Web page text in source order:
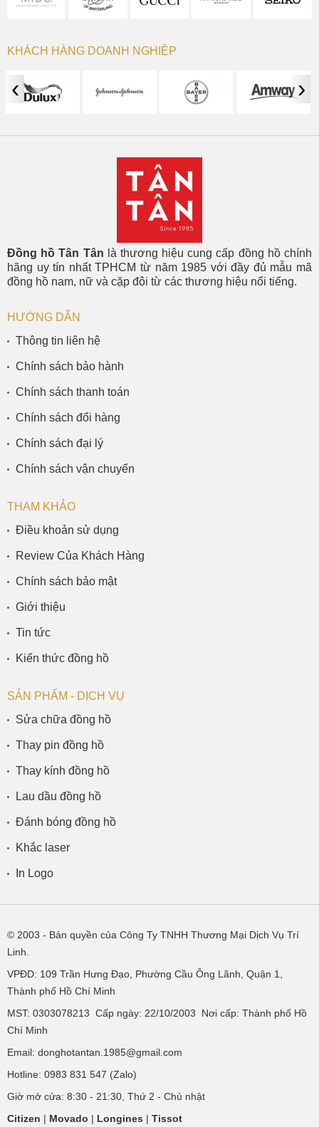
KHÁCH HÀNG DOANH NGHIỆP
‹ ›
Đồng hồ Tân Tân là thương hiệu cung cấp đồng hồ chính
hãng uy tín nhất TPHCM từ năm 1985 với đầy đủ mẫu mã
đồng hồ nam, nữ và cặp đôi từ các thương hiệu nổi tiếng.
HƯỚNG DẪN
Thông tin liên hệ
Chính sách bảo hành
Chính sách thanh toán
Chính sách đổi hàng
Chính sách đại lý
Chính sách vận chuyển
THAM KHẢO
Điều khoản sử dụng
Review Của Khách Hàng
Chính sách bảo mật
Giới thiệu
Tin tức
Kiến thức đồng hồ
SẢN PHẨM - DỊCH VỤ
Sửa chữa đồng hồ
Thay pin đồng hồ
Thay kính đồng hồ
Lau dầu đồng hồ
Đánh bóng đồng hồ
Khắc laser
In Logo
© 2003 - Bản quyền của Công Ty TNHH Thương Mại Dịch Vụ Trí
Linh.
VPĐD: 109 Trần Hưng Đạo, Phường Cầu Ông Lãnh, Quận 1,
Thành phố Hồ Chí Minh
MST: 0303078213 Cấp ngày: 22/10/2003 Nơi cấp: Thành phố Hồ
Chí Minh
Email: donghotantan.1985@gmail.com
Hotline: 0983 831 547 (Zalo)
Giờ mở cửa: 8:30 - 21:30, Thứ 2 - Chủ nhật
Citizen | Movado | Longines | Tissot